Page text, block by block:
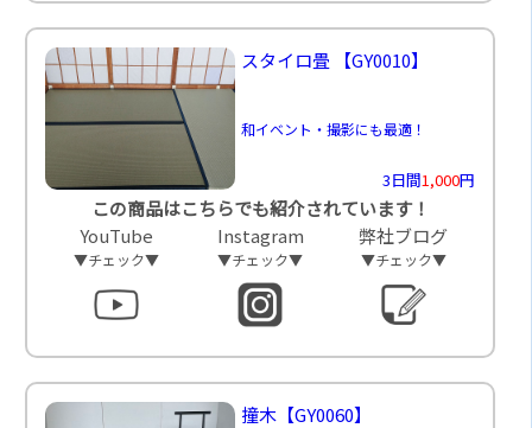
スタイロ畳 【GY0010】
和イベント・撮影にも最適！
3日間1,000円
この商品はこちらでも紹介されています！
YouTube
▼チェック▼
Instagram
▼チェック▼
弊社ブログ
▼チェック▼
撞木 【GY0060】